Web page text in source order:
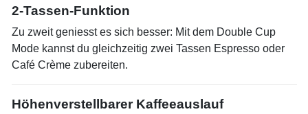
2-Tassen-Funktion
Zu zweit geniesst es sich besser: Mit dem Double Cup
Mode kannst du gleichzeitig zwei Tassen Espresso oder
Café Crème zubereiten.
Höhenverstellbarer Kaffeeauslauf